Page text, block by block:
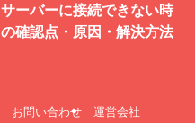
サーバーに接続できない時
の確認点・原因・解決方法
お問い合わせ 運営会社